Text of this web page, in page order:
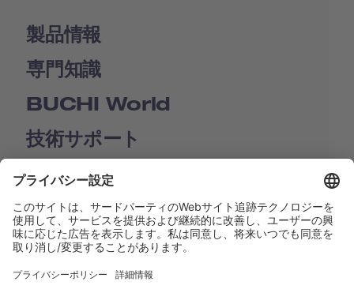
製品情報
専門知識
BUCHI World
技術サポート
Shop
Contact us